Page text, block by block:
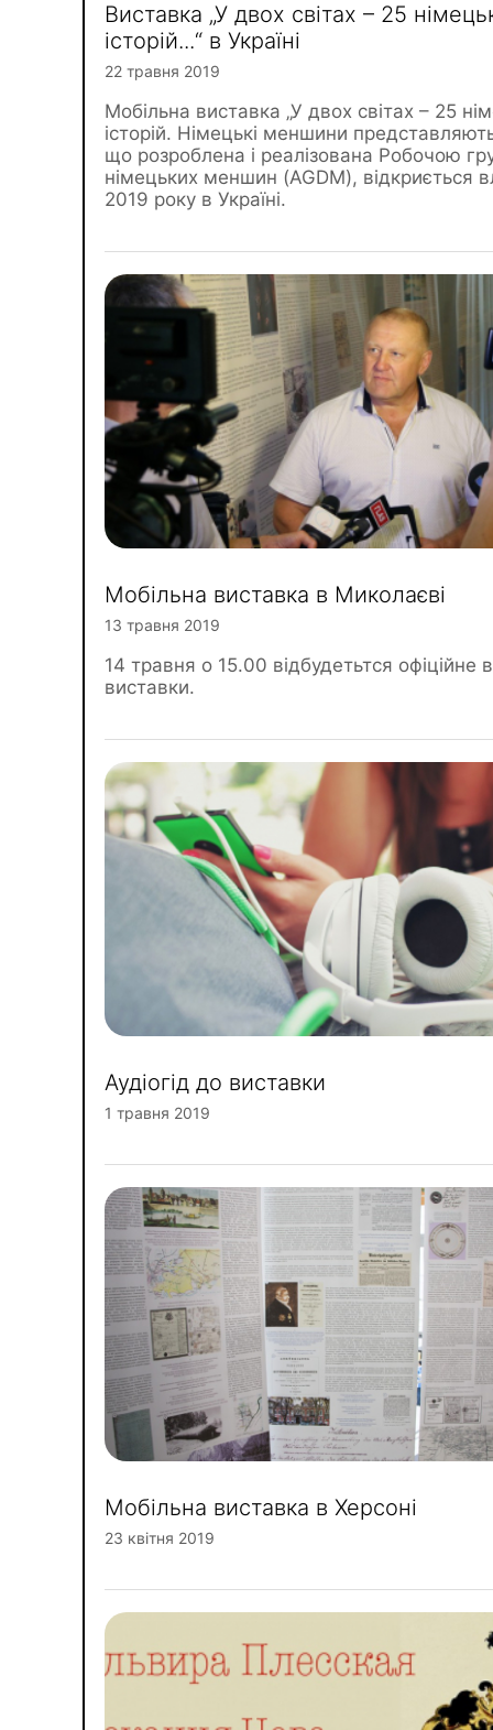
Виставка „У двох світах – 25
історій...“ в Україні
22 травня 2019
Мобільна виставка „У двох світах – 25
історій. Німецькі меншини
що розроблена і реалізована Робочою
німецьких меншин (AGDM), відкриється
2019 року в Україні.
Мобільна виставка в Миколаєві
13 травня 2019
14 травня о 15.00 відбудетьтся офіційне
виставки.
Аудіогід до виставки
1 травня 2019
Мобільна виставка в Херсоні
23 квітня 2019